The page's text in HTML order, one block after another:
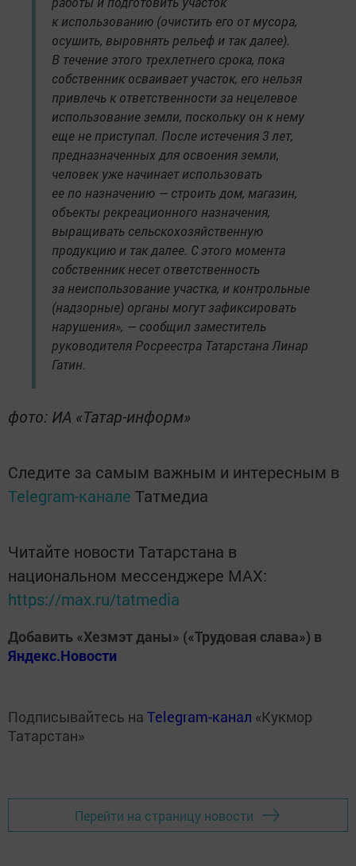
к использованию (очистить его от мусора,
осушить, выровнять рельеф и так далее).
В течение этого трехлетнего срока, пока
собственник осваивает участок, его нельзя
привлечь к ответственности за нецелевое
использование земли, поскольку он к нему
еще не приступал. После истечения 3 лет,
предназначенных для освоения земли,
человек уже начинает использовать
ее по назначению — строить дом, магазин,
объекты рекреационного назначения,
выращивать сельскохозяйственную
продукцию и так далее. С этого момента
собственник несет ответственность
за неиспользование участка, и контрольные
(надзорные) органы могут зафиксировать
нарушения», — сообщил заместитель
руководителя Росреестра Татарстана Линар
Гатин.
фото: ИА «Татар-информ»
Следите за самым важным и интересным в
Telegram-канале Татмедиа
Читайте новости Татарстана в
национальном мессенджере MАХ:
https://max.ru/tatmedia
Добавить «Хезмэт даны» («Трудовая слава») в
Яндекс.Новости
Подписывайтесь на Telegram-канал «Кукмор
Татарстан»
Перейти на страницу новости